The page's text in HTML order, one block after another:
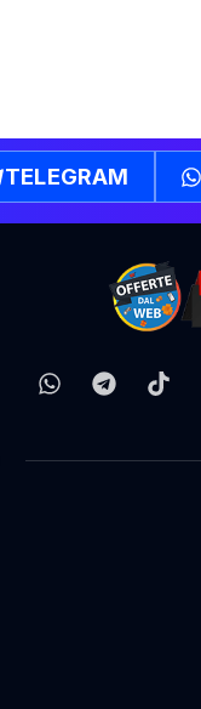
TELEGRAM